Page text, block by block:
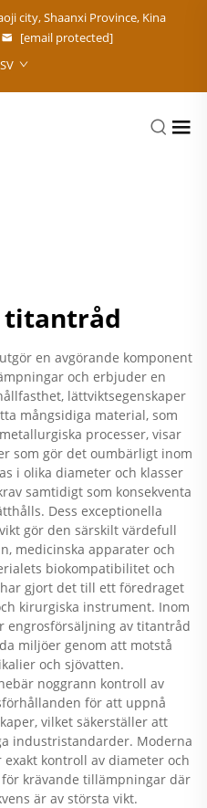
city, Shaanxi Province, Kina
[email protected]
SV
titantråd
en avgörande komponent
och erbjuder en
lättviktsegenskaper
mångsidiga material, som
processer, visar
som gör det oumbärligt inom
i olika diameter och klasser
samtidigt som konsekventa
Dess exceptionella
gör den särskilt värdefull
medicinska apparater och
biokompatibilitet och
gjort det till ett föredraget
kirurgiska instrument. Inom
av titantråd
miljöer genom att motstå
och sjövatten.
noggrann kontroll av
för att uppnå
vilket säkerställer att
industristandarder. Moderna
kontroll av diameter och
krävande tillämpningar där
är av största vikt.